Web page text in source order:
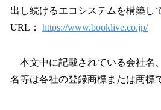
出し続けるエコシステムを構築し
URL： https://www.booklive.co.jp/
本文中に記載されている会社名
名等は各社の登録商標または商標